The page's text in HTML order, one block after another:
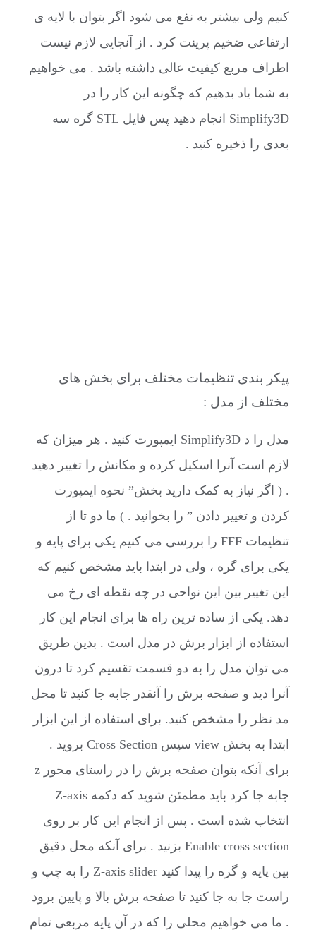
کنیم ولی بیشتر به نفع می شود اگر بتوان با لایه ی
ارتفاعی ضخیم پرینت کرد . از آنجایی لازم نیست
اطراف مربع کیفیت عالی داشته باشد . می خواهیم
به شما یاد بدهیم که چگونه این کار را در
Simplify3D انجام دهید پس فایل STL گره سه
بعدی را ذخیره کنید .
پیکر بندی تنظیمات مختلف برای بخش های
مختلف از مدل :
مدل را د Simplify3D ایمپورت کنید . هر میزان که
لازم است آنرا اسکیل کرده و مکانش را تغییر دهید
. ( اگر نیاز به کمک دارید بخش” نحوه ایمپورت
کردن و تغییر دادن ” را بخوانید . ) ما دو تا از
تنظیمات FFF را بررسی می کنیم یکی برای پایه و
یکی برای گره ، ولی در ابتدا باید مشخص کنیم که
این تغییر بین این نواحی در چه نقطه ای رخ می
دهد. یکی از ساده ترین راه ها برای انجام این کار
استفاده از ابزار برش در مدل است . بدین طریق
می توان مدل را به دو قسمت تقسیم کرد تا درون
آنرا دید و صفحه برش را آنقدر جابه جا کنید تا محل
مد نظر را مشخص کنید. برای استفاده از این ابزار
ابتدا به بخش view سپس Cross Section بروید .
برای آنکه بتوان صفحه برش را در راستای محور z
جابه جا کرد باید مطمئن شوید که دکمه Z-axis
انتخاب شده است . پس از انجام این کار بر روی
Enable cross section بزنید . برای آنکه محل دقیق
بین پایه و گره را پیدا کنید Z-axis slider را به چپ و
راست جا به جا کنید تا صفحه برش بالا و پایین برود
. ما می خواهیم محلی را که در آن پایه مربعی تمام